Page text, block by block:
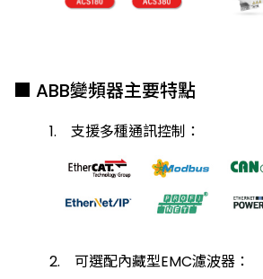
■ ABB變頻器主要特點
1. 支援多種通訊控制：
2. 可選配內藏型EMC濾波器：